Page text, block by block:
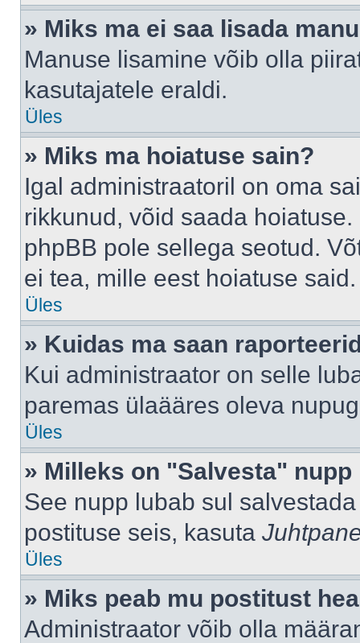
» Miks ma ei saa lisada
Manuse lisamine võib olla
kasutajatele eraldi.
Üles
» Miks ma hoiatuse sain?
Igal administraatoril on oma
rikkunud, võid saada
phpBB pole sellega seotud.
ei tea, mille eest hoiatuse said.
Üles
» Kuidas ma saan
Kui administraator on selle
paremas ülaääres oleva
Üles
» Milleks on "Salvesta"
See nupp lubab sul
postituse seis, kasuta
Üles
» Miks peab mu postitust
Administraator võib olla